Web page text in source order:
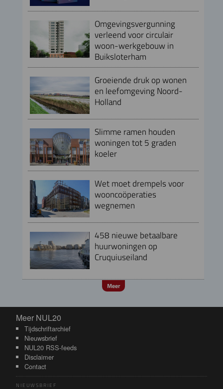
Omgevingsvergunning
verleend voor circulair
woon-werkgebouw in
Buiksloterham
Groeiende druk op wonen
en leefomgeving Noord-
Holland
Slimme ramen houden
woningen tot 5 graden
koeler
Wet moet drempels voor
wooncoöperaties
wegnemen
458 nieuwe betaalbare
huurwoningen op
Cruquiuseiland
Meer
Meer NUL20
Meer NUL20
Tijdschriftarchief
Nieuwsbrief
NUL20 RSS-feeds
Disclaimer
Contact
NIEUWSBRIEF